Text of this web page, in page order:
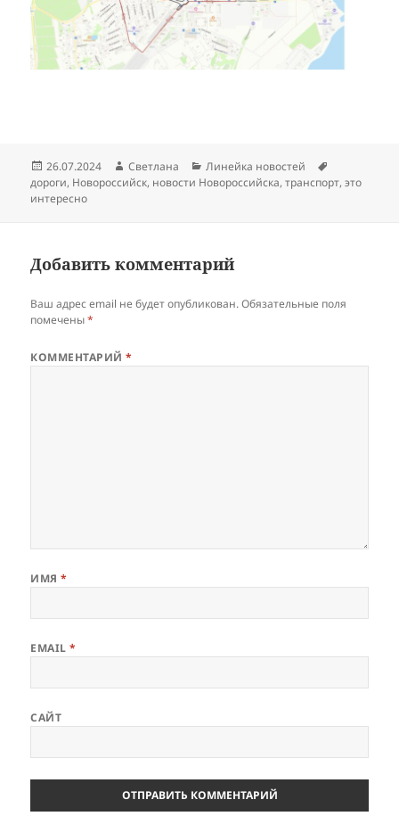
Опубликовано
26.07.2024 Автор
Светлана Рубрики
Линейка новостей
дороги, Новороссийск, новости Новороссийска,транспорт,это
интересно
Добавить комментарий
Ваш адрес email не будет опубликован. Обязательные поля
помечены*
КОММЕНТАРИЙ*
ИМЯ*
EMAIL*
САЙТ